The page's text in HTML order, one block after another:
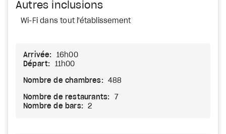
Autres inclusions
Wi-Fi dans tout l'établissement
Arrivée:
16h00
Départ:
11h00
Nombre de chambres: 488
Nombre de restaurants:
7
Nombre de bars:
2